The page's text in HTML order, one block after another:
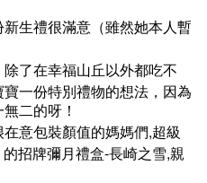
生禮很滿意（雖然她本人暫
除了在幸福山丘以外都吃不
一份特別禮物的想法 ， 因為
二的呀！
在意包裝顏值的媽媽們,超級
的招牌彌月禮盒-長崎之雪,親